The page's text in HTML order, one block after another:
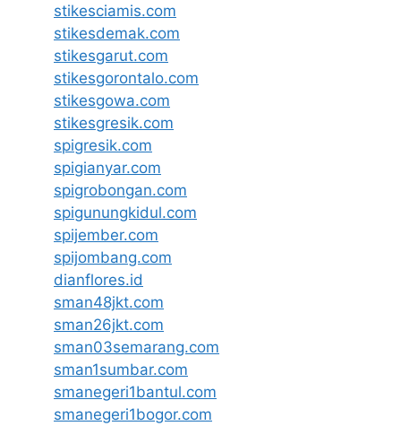
stikesciamis.com
stikesdemak.com
stikesgarut.com
stikesgorontalo.com
stikesgowa.com
stikesgresik.com
spigresik.com
spigianyar.com
spigrobongan.com
spigunungkidul.com
spijember.com
spijombang.com
dianflores.id
sman48jkt.com
sman26jkt.com
sman03semarang.com
sman1sumbar.com
smanegeri1bantul.com
smanegeri1bogor.com